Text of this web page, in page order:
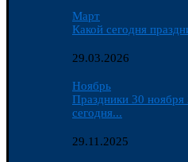
Март
Какой сегодня
29.03.2026
Ноябрь
Праздники 30
сегодня...
29.11.2025